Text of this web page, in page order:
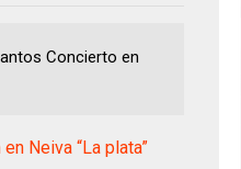
Concierto en
Neiva “La plata”